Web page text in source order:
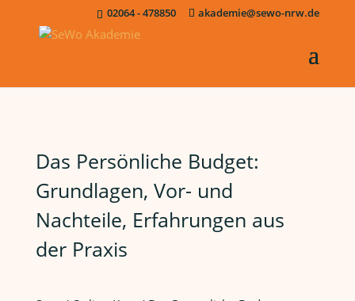
02064 - 478850 akademie@sewo-nrw.de
Das Persönliche Budget:
Grundlagen, Vor- und
Nachteile, Erfahrungen aus
der Praxis